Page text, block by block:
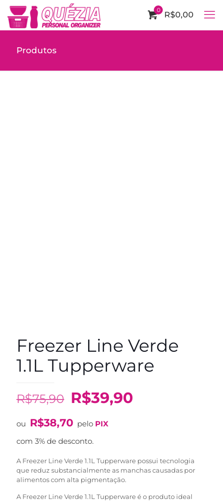
0 R$0,00
Produtos
Freezer Line Verde
1.1L Tupperware
R$75,90 O
original
era:
R$75,90.
R$39,90O
R$39,90.
ou R$38,70 pelo PIX
com 3% de desconto.
A Freezer Line Verde 1.1L Tupperware possui tecnologia
que reduz substancialmente as manchas causadas por
alimentos com alta pigmentação.
A Freezer Line Verde 1.1L Tupperware é o produto ideal